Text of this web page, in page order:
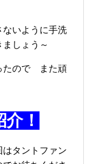
いように手洗
しょう～
たので また頑
！
タントファン